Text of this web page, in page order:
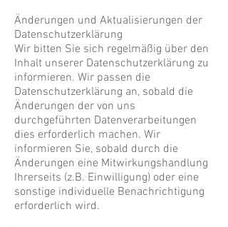
Änderungen und Aktualisierungen der
Datenschutzerklärung
Wir bitten Sie sich regelmäßig über den
Inhalt unserer Datenschutzerklärung zu
informieren. Wir passen die
Datenschutzerklärung an, sobald die
Änderungen der von uns
durchgeführten Datenverarbeitungen
dies erforderlich machen. Wir
informieren Sie, sobald durch die
Änderungen eine Mitwirkungshandlung
Ihrerseits (z.B. Einwilligung) oder eine
sonstige individuelle Benachrichtigung
erforderlich wird.